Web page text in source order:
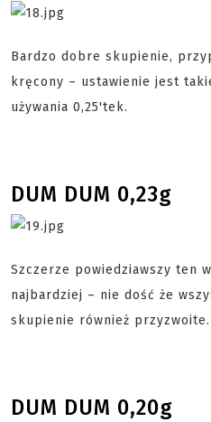
Bardzo dobre skupienie,
kręcony – ustawienie jest
używania 0,25'tek.
DUM DUM 0,23g
Szczerze powiedziawszy ten
najbardziej – nie dość że
skupienie również przyzwoite.
DUM DUM 0,20g